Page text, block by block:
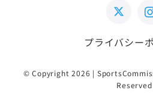
プライバシー
© Copyright 2026 |
Reserved